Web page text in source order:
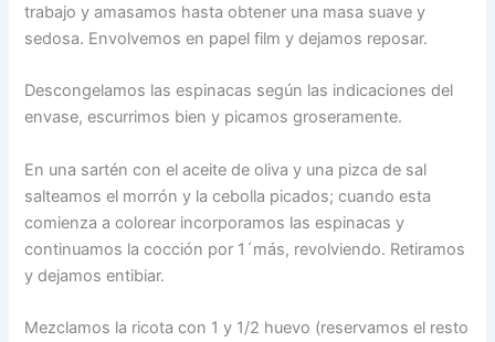
trabajo y amasamos hasta obtener una masa suave y
sedosa. Envolvemos en papel film y dejamos reposar.
Descongelamos las espinacas según las indicaciones del
envase, escurrimos bien y picamos groseramente.
En una sartén con el aceite de oliva y una pizca de sal
salteamos el morrón y la cebolla picados; cuando esta
comienza a colorear incorporamos las espinacas y
continuamos la cocción por 1´más, revolviendo. Retiramos
y dejamos entibiar.
Mezclamos la ricota con 1 y 1/2 huevo (reservamos el resto